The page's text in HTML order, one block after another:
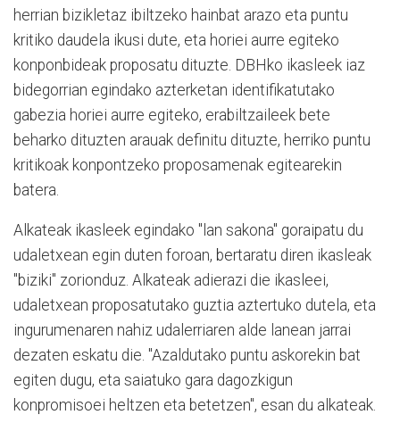
herrian bizikletaz ibiltzeko hainbat arazo eta puntu
kritiko daudela ikusi dute, eta horiei aurre egiteko
konponbideak proposatu dituzte. DBHko ikasleek iaz
bidegorrian egindako azterketan identifikatutako
gabezia horiei aurre egiteko, erabiltzaileek bete
beharko dituzten arauak definitu dituzte, herriko puntu
kritikoak konpontzeko proposamenak egitearekin
batera.
Alkateak ikasleek egindako "lan sakona" goraipatu du
udaletxean egin duten foroan, bertaratu diren ikasleak
"biziki" zorionduz. Alkateak adierazi die ikasleei,
udaletxean proposatutako guztia aztertuko dutela, eta
ingurumenaren nahiz udalerriaren alde lanean jarrai
dezaten eskatu die. "Azaldutako puntu askorekin bat
egiten dugu, eta saiatuko gara dagozkigun
konpromisoei heltzen eta betetzen", esan du alkateak.